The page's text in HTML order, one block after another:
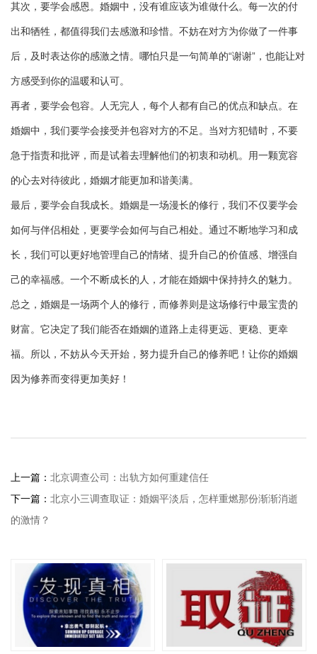
其次，要学会感恩。婚姻中，没有谁应该为谁做什么。每一次的付
出和牺牲，都值得我们去感激和珍惜。不妨在对方为你做了一件事
后，及时表达你的感激之情。哪怕只是一句简单的“谢谢”，也能让对
方感受到你的温暖和认可。
再者，要学会包容。人无完人，每个人都有自己的优点和缺点。在
婚姻中，我们要学会接受并包容对方的不足。当对方犯错时，不要
急于指责和批评，而是试着去理解他们的初衷和动机。用一颗宽容
的心去对待彼此，婚姻才能更加和谐美满。
最后，要学会自我成长。婚姻是一场漫长的修行，我们不仅要学会
如何与伴侣相处，更要学会如何与自己相处。通过不断地学习和成
长，我们可以更好地管理自己的情绪、提升自己的价值感、增强自
己的幸福感。一个不断成长的人，才能在婚姻中保持持久的魅力。
总之，婚姻是一场两个人的修行，而修养则是这场修行中最宝贵的
财富。它决定了我们能否在婚姻的道路上走得更远、更稳、更幸
福。所以，不妨从今天开始，努力提升自己的修养吧！让你的婚姻
因为修养而变得更加美好！
上一篇： 北京调查公司：出轨方如何重建信任
下一篇： 北京小三调查取证：婚姻平淡后，怎样重燃那份渐渐消逝
的激情？